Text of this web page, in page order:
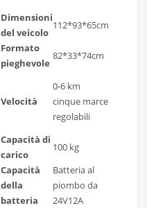
Dimensioni
del veicolo
112*93*65cm
Formato
pieghevole
82*33*74cm
Velocità
0-6 km
cinque marce
regolabili
Capacità di
carico
100 kg
Capacità
della
batteria
Batteria al
piombo da
24V12A